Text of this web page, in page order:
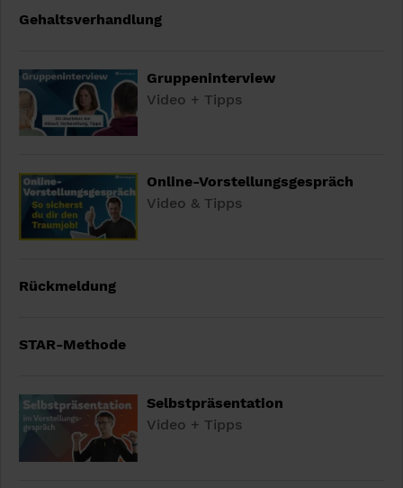
Gehaltsverhandlung
Gruppeninterview
Video + Tipps
Online-Vorstellungsgespräch
Video & Tipps
Rückmeldung
STAR-Methode
Selbstpräsentation
Video + Tipps